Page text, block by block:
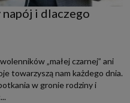
i dlaczego
„małej czarnej” ani
towarzyszą nam każdego dnia.
w gronie rodziny i